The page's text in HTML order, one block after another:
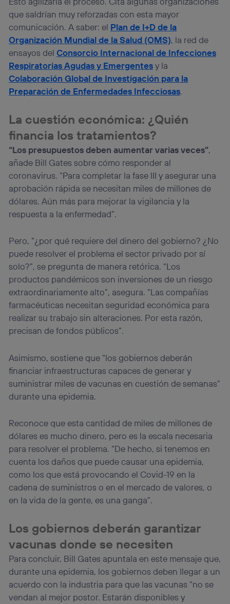
que saldrían muy reforzadas con esta mayor
comunicación. A saber: el Plan de I+D de la
Organización Mundial de la Salud (OMS), la red de
ensayos delConsorcio Internacional de Infecciones
Respiratorias Agudas y Emergentesy la
Colaboración Global de Investigación para la
Preparación de Enfermedades Infecciosas.
La cuestión económica: ¿Quién
financia los tratamientos?
“Los presupuestos deben aumentar varias veces”,
añade Bill Gates sobre cómo responder al
coronavirus. “Para completar la fase III y asegurar una
aprobación rápida se necesitan miles de millones de
dólares. Aún más para mejorar la vigilancia y la
respuesta a la enfermedad”.
Pero, “¿por qué requiere del dinero del gobierno? ¿No
puede resolver el problema el sector privado por sí
solo?”, se pregunta de manera retórica. “Los
productos pandémicos son inversiones de un riesgo
extraordinariamente alto”, asegura. “Las compañías
farmacéuticas necesitan seguridad económica para
realizar su trabajo sin alteraciones. Por esta razón,
precisan de fondos públicos”.
Asimismo, sostiene que “los gobiernos deberán
financiar infraestructuras capaces de generar y
suministrar miles de vacunas en cuestión de semanas”
durante una epidemia.
Reconoce que esta cantidad de miles de millones de
dólares es mucho dinero, pero es la escala necesaria
para resolver el problema. “De hecho, si tenemos en
cuenta los daños que puede causar una epidemia,
como los que está provocando el Covid-19 en la
cadena de suministros o en el mercado de valores, o
en la vida de la gente, es una ganga”.
Los gobiernos deberán garantizar
vacunas donde se necesiten
Para concluir, Bill Gates apuntala en este mensaje que,
durante una epidemia, los gobiernos deben llegar a un
acuerdo con la industria para que las vacunas “no se
vendan al mejor postor. Estarán disponibles y